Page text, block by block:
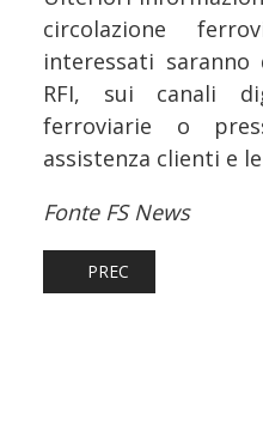
circolazione
interessati
RFI, sui canali
ferroviarie o
assistenza clienti e
Fonte FS News
ARTICOLO
PREC